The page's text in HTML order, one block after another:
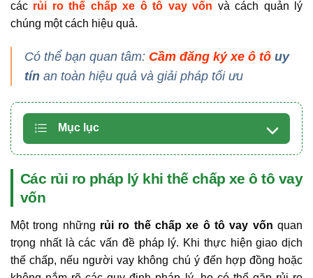
các rủi ro thế chấp xe ô tô vay vốn và cách quản lý
chúng một cách hiệu quả.
Có thể bạn quan tâm: Cầm đăng ký xe ô tôuy
tínan toàn hiệu quả và giải pháp tối ưu
Mục lục
Các rủi ro pháp lý khi thế chấp xe ô tô vay
vốn
Một trong những rủi ro thế chấp xe ô tô vay vốn quan
trọng nhất là các vấn đề pháp lý. Khi thực hiện giao dịch
thế chấp, nếu người vay không chú ý đến hợp đồng hoặc